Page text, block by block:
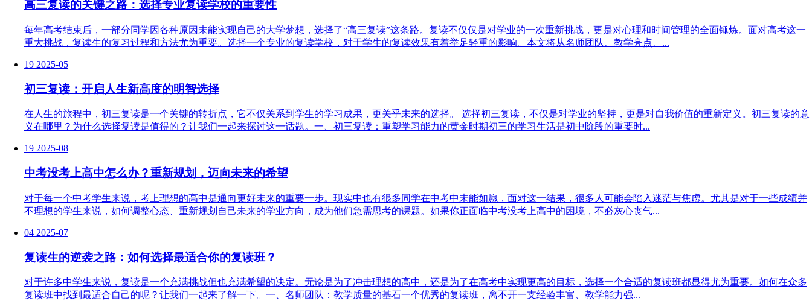
高三复读的关键之路：选择专业复读学校的重要性
每年高考结束后，一部分同学因各种原因未能实现自己的大学梦想，选择了“高三复读”这条路。复读不仅仅是对学业的一次重新挑战，更是对心理和时间管理的全面锤炼。面对高考这一
重大挑战，复读生的复习过程和方法尤为重要。选择一个专业的复读学校，对于学生的复读效果有着举足轻重的影响。本文将从名师团队、教学亮点、...
19 2025-05
初三复读：开启人生新高度的明智选择
在人生的旅程中，初三复读是一个关键的转折点，它不仅关系到学生的学习成果，更关乎未来的选择。 选择初三复读，不仅是对学业的坚持，更是对自我价值的重新定义。初三复读的意
义在哪里？为什么选择复读是值得的？让我们一起来探讨这一话题。一、初三复读：重塑学习能力的黄金时期初三的学习生活是初中阶段的重要时...
19 2025-08
中考没考上高中怎么办？重新规划，迈向未来的希望
对于每一个中考学生来说，考上理想的高中是通向更好未来的重要一步。现实中也有很多同学在中考中未能如愿，面对这一结果，很多人可能会陷入迷茫与焦虑。尤其是对于一些成绩并
不理想的学生来说，如何调整心态、重新规划自己未来的学业方向，成为他们急需思考的课题。如果你正面临中考没考上高中的困境，不必灰心丧气...
04 2025-07
复读生的逆袭之路：如何选择最适合你的复读班？
对于许多中学生来说，复读是一个充满挑战但也充满希望的决定。无论是为了冲击理想的高中，还是为了在高考中实现更高的目标，选择一个合适的复读班都显得尤为重要。如何在众多
复读班中找到最适合自己的呢？让我们一起来了解一下。一、名师团队：教学质量的基石一个优秀的复读班，离不开一支经验丰富、教学能力强...